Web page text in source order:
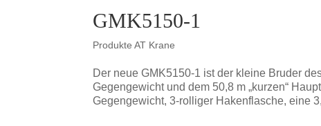
GMK5150-1
Produkte AT Krane
Der neue GMK5150-1 ist der kleine Bruder
Gegengewicht und dem 50,8 m „kurzen“
Gegengewicht, 3-rolliger Hakenflasche, eine